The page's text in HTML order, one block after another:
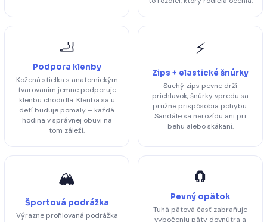
🦶
Podpora klenby
Kožená stielka s anatomickým
tvarovaním jemne podporuje
klenbu chodidla. Klenba sa u
detí buduje pomaly – každá
hodina v správnej obuvi na
tom záleží.
⚡
Zips + elastické šnúrky
Suchý zips pevne drží
priehlavok, šnúrky vpredu sa
pružne prispôsobia pohybu.
Sandále sa nerozídu ani pri
behu alebo skákaní.
🏔️
Športová podrážka
Výrazne profilovaná podrážka
🧲
Pevný opätok
Tuhá pätová časť zabraňuje
vybočeniu päty dovnútra a